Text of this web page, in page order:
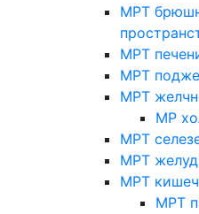
МРТ
МРТ
МРТ
МРТ
МР
МРТ
МРТ
МРТ
МРТ